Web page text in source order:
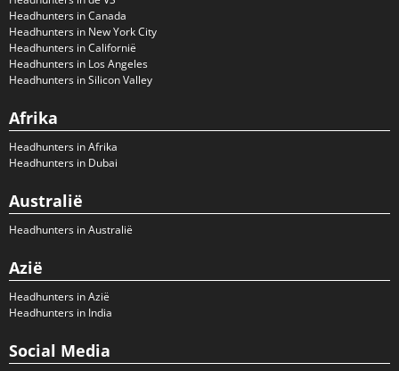
Headhunters in Canada
Headhunters in New York City
Headhunters in Californië
Headhunters in Los Angeles
Headhunters in Silicon Valley
Afrika
Headhunters in Afrika
Headhunters in Dubai
Australië
Headhunters in Australië
Azië
Headhunters in Azië
Headhunters in India
Social Media